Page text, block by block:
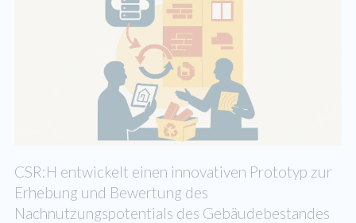
CSR:H entwickelt einen innovativen Prototyp zur
Erhebung und Bewertung des
Nachnutzungspotentials des Gebäudebestandes